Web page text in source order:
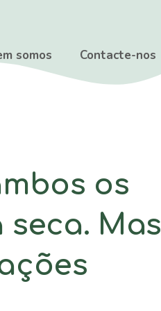
somos Contacte-nos
os
Mas